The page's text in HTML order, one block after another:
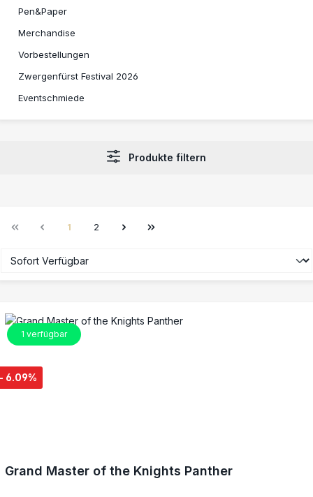
Pen&Paper
Merchandise
Vorbestellungen
Zwergenfürst Festival 2026
Eventschmiede
Produkte filtern
Seite
1 Seite
2
1 verfügbar
6.09%
Grand Master of the Knights Panther